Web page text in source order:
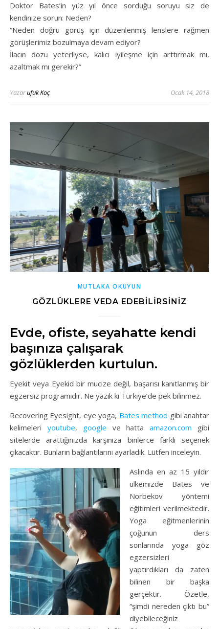
Doktor Bates’in yüz yıl önce sorduğu soruyu siz de
kendinize sorun: Neden?
“Neden doğru görüş için düzenlenmiş lenslere rağmen
görüşlerimiz bozulmaya devam ediyor?
İlacın dozu yeterliyse, kalıcı iyileşme için arttırmak mı,
azaltmak mı gerekir?”
Yazarufuk Koç Ocak 14, 2018
MUTLAKA OKUYUN
GÖZLÜKLERE VEDA EDEBILIRSINIZ
Evde, ofiste, seyahatte kendi
başınıza çalışarak
gözlüklerden kurtulun.
Eyekit veya Eyekid bir mucize değil, başarısı kanıtlanmış bir
egzersiz programıdır. Ne yazık ki Türkiye’de pek bilinmez.
Recovering Eyesight, eye yoga, Bates method gibi anahtar
kelimeleri youtube, google ve hattaamazon.com gibi
sitelerde arattığınızda karşınıza binlerce farklı seçenek
çıkacaktır. Bunların bağlantılarını ayarladık. Lütfen inceleyin.
Aslında en az 15 yıldır
ülkemizde Bates ve
Norbekov yöntemi
eğitimleri verilmektedir.
Yoga eğitmenlerinin
çoğunun ders
sonlarında yoga göz
egzersizleri
yaptırdıkları da zaten
bilinen bir başka
gerçektir. Özetle,
“şimdi nereden çıktı bu”
diyebileceğiniz